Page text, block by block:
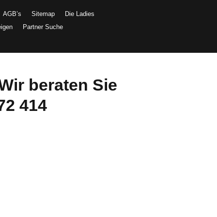
AGB’s Sitemap
Die Ladies
Partner Suche
beraten Sie
414